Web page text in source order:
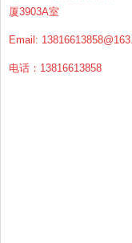
厦3903A室
Email:
电话：13816613858